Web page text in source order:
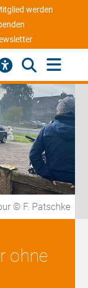
werden
© F. Patschke
ohne